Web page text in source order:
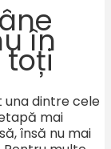
în
toți
una dintre cele
mai
însă nu mai